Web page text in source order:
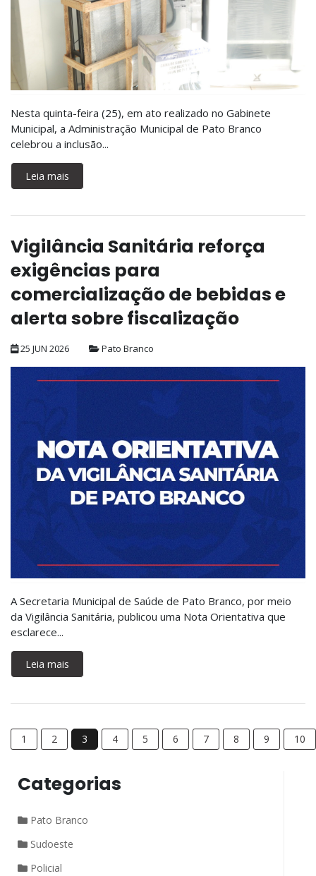
Nesta quinta-feira (25), em ato realizado no Gabinete
Municipal, a Administração Municipal de Pato Branco
celebrou a inclusão...
Leia mais
Vigilância Sanitária reforça
exigências para
comercialização de bebidas e
alerta sobre fiscalização
25 JUN 2026 Pato Branco
A Secretaria Municipal de Saúde de Pato Branco, por meio
da Vigilância Sanitária, publicou uma Nota Orientativa que
esclarece...
Leia mais
1 2 3 4 5 6 7 8 9 10
Categorias
Pato Branco
Sudoeste
Policial